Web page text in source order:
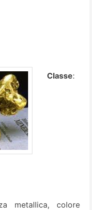
Classe:
metallica, colore